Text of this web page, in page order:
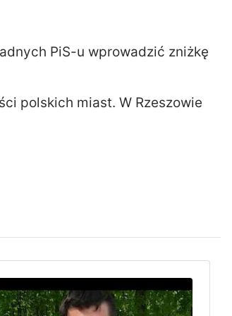
PiS-u wprowadzić zniżkę
polskich miast. W Rzeszowie